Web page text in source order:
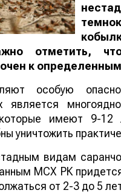
отметить,
к
особую
является
имеют 9-
уничтожить
видам
МСХ РК
от 2-3 до 5